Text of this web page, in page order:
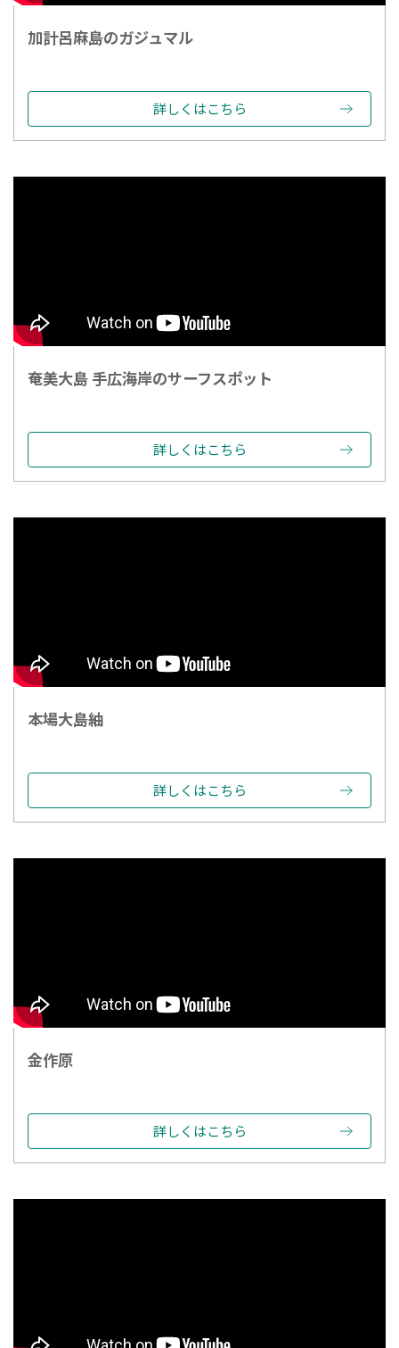
加計呂麻島のガジュマル
詳しくはこちら
奄美大島 手広海岸のサーフスポット
詳しくはこちら
本場大島紬
詳しくはこちら
金作原
詳しくはこちら